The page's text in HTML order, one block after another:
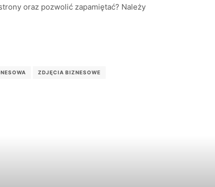
oraz pozwolić zapamiętać? Należy
ZDJĘCIA BIZNESOWE